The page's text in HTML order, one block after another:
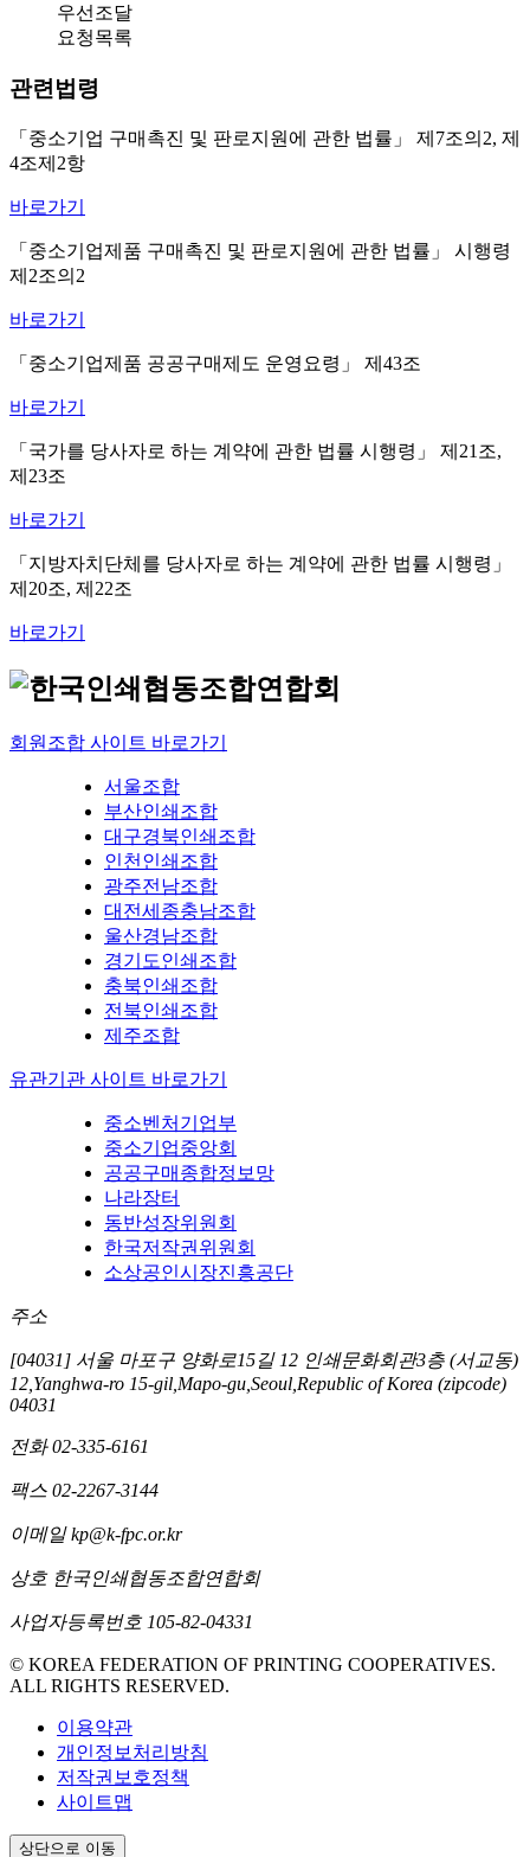
우선조달
요청목록
관련법령
「중소기업 구매촉진 및 판로지원에 관한 법률」 제7조의2, 제
4조제2항
바로가기
「중소기업제품 구매촉진 및 판로지원에 관한 법률」 시행령
제2조의2
바로가기
「중소기업제품 공공구매제도 운영요령」 제43조
바로가기
「국가를 당사자로 하는 계약에 관한 법률 시행령」 제21조,
제23조
바로가기
「지방자치단체를 당사자로 하는 계약에 관한 법률 시행령」
제20조, 제22조
바로가기
회원조합 사이트 바로가기
서울조합
부산인쇄조합
대구경북인쇄조합
인천인쇄조합
광주전남조합
대전세종충남조합
울산경남조합
경기도인쇄조합
충북인쇄조합
전북인쇄조합
제주조합
유관기관 사이트 바로가기
중소벤처기업부
중소기업중앙회
공공구매종합정보망
나라장터
동반성장위원회
한국저작권위원회
소상공인시장진흥공단
주소
[04031] 서울 마포구 양화로15길 12 인쇄문화회관3층 (서교동)
12,Yanghwa-ro 15-gil,Mapo-gu,Seoul,Republic of Korea (zipcode)
04031
전화 02-335-6161
팩스 02-2267-3144
이메일 kp@k-fpc.or.kr
상호 한국인쇄협동조합연합회
사업자등록번호 105-82-04331
© KOREA FEDERATION OF PRINTING COOPERATIVES.
ALL RIGHTS RESERVED.
이용약관
개인정보처리방침
저작권보호정책
사이트맵
상단으로 이동